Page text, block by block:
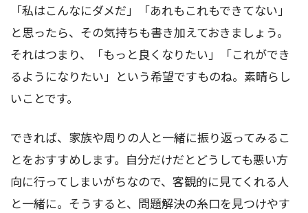
「私はこんなにダメだ」「あれもこれもできてない」
と思ったら、その気持ちも書き加えておきましょう。
それはつまり、「もっと良くなりたい」「これができ
るようになりたい」という希望ですものね。素晴らし
いことです。
できれば、家族や周りの人と一緒に振り返ってみるこ
とをおすすめします。自分だけだとどうしても悪い方
向に行ってしまいがちなので、客観的に見てくれる人
と一緒に。そうすると、問題解決の糸口を見つけやす